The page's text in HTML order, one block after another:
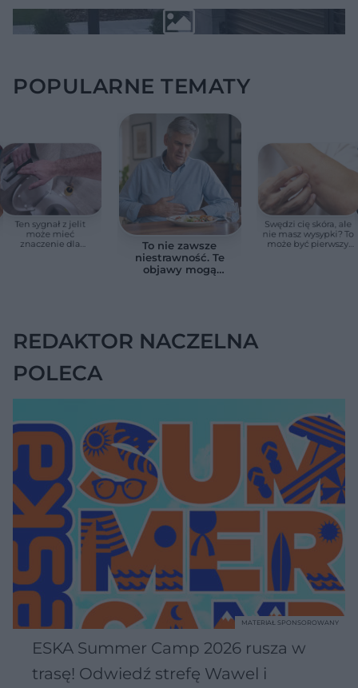
POPULARNE TEMATY
Ten sygnał z jelit
może mieć
znaczenie dla
To nie zawsze
niestrawność. Te
objawy mogą
Swędzi cię skóra, ale
nie masz wysypki? To
może być pierwszy
REDAKTOR NACZELNA
POLECA
ESKA Summer Camp 2026 rusza w
trasę! Odwiedź strefę Wawel i
MATERIAŁ SPONSOROWANY